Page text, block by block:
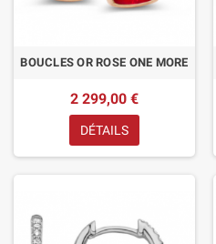
BOUCLES OR ROSE ONE MORE
2 299,00 €
DÉTAILS